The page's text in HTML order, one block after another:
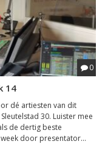
0
14
dé artiesten van dit
30. Luister mee
de dertig beste
door presentator...